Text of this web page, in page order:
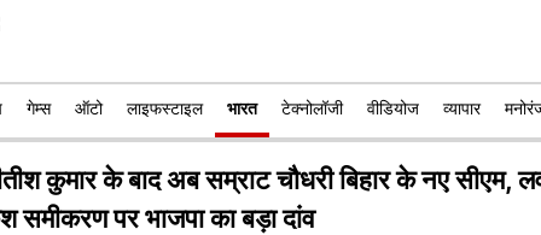
गेम्स ऑटो लाइफस्टाइल भारत टेक्नोलॉजी वीडियोज व्यापार
कुमार के बाद अब सम्राट चौधरी बिहार के नए सीएम,
समीकरण पर भाजपा का बड़ा दांव